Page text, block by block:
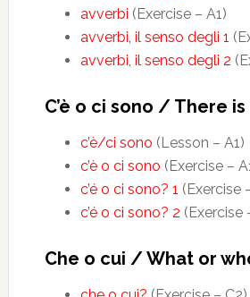
avverbi (Exercise – A1)
avverbi, il senso degli 1
avverbi, il senso degli 2
C’è o ci sono / There
c’è/ci sono (Lesson – A1)
c’è o ci sono (Exercise –
c’é o ci sono? 1 (Exercise
c’é o ci sono? 2 (Exercise
Che o cui / What or